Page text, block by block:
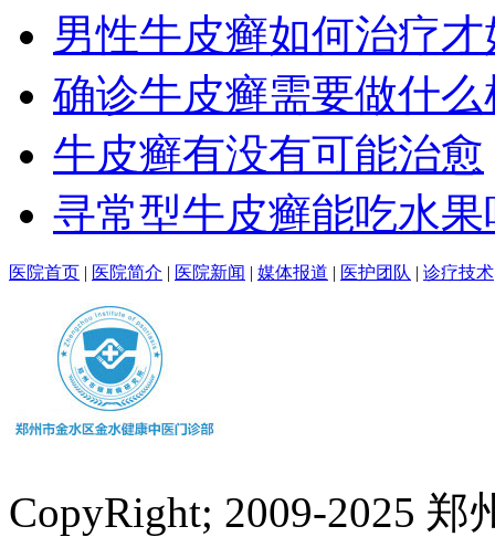
男性牛皮癣如何治疗才
确诊牛皮癣需要做什
牛皮癣有没有可能治愈
寻常型牛皮癣能吃水果
医院首页 | 医院简介 | 医院新闻 | 媒体报道 | 医护团队 | 诊疗技术
CopyRight; 2009-2025